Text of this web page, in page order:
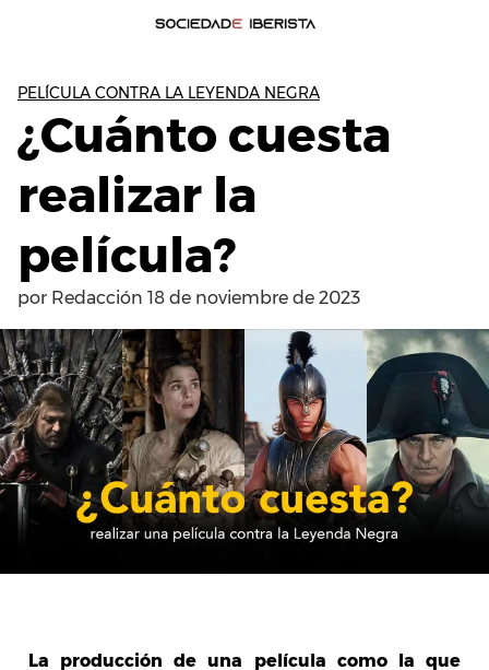
PELÍCULA CONTRA LA LEYENDA NEGRA
¿Cuánto cuesta
realizar la
película?
por Redacción 18 de noviembre de 2023
La producción de una película como la que